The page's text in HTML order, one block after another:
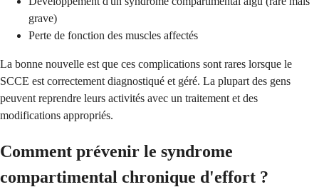
grave)
Perte de fonction des muscles affectés
La bonne nouvelle est que ces complications sont rares lorsque le
SCCE est correctement diagnostiqué et géré. La plupart des gens
peuvent reprendre leurs activités avec un traitement et des
modifications appropriés.
Comment prévenir le syndrome
compartimental chronique d'effort ?